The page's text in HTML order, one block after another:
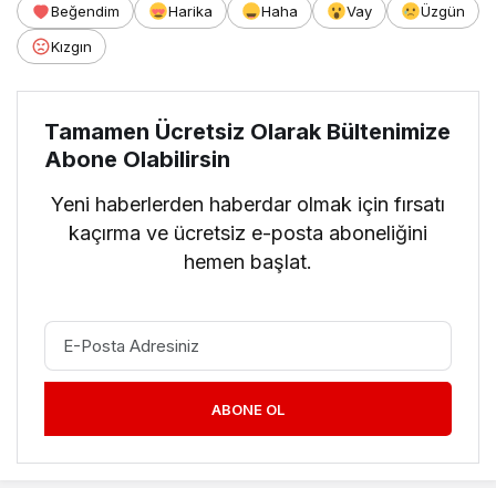
Beğendim Harika Haha Vay
Üzgün
Kızgın
Tamamen Ücretsiz Olarak Bültenimize
Abone Olabilirsin
Yeni haberlerden haberdar olmak için fırsatı
kaçırma ve ücretsiz e-posta aboneliğini
hemen başlat.
ABONE OL